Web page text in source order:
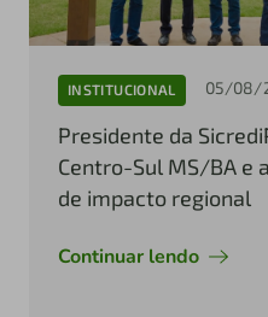
Presidente da
de impacto regional
Continuar lendo